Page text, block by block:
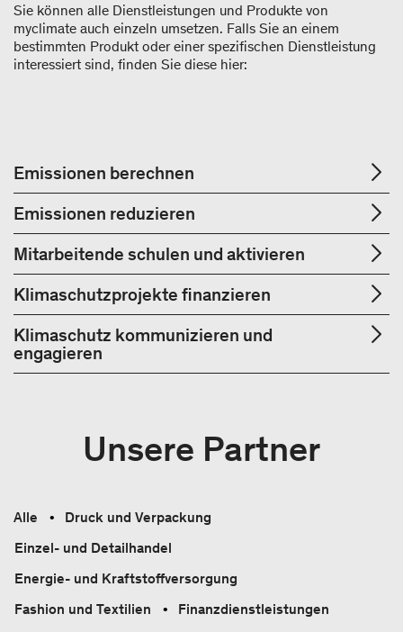
Sie können alle Dienstleistungen und Produkte von
myclimate auch einzeln umsetzen. Falls Sie an einem
bestimmten Produkt oder einer spezifischen Dienstleistung
interessiert sind, finden Sie diese hier:
Emissionen berechnen
Emissionen reduzieren
Mitarbeitende schulen und aktivieren
Klimaschutzprojekte finanzieren
Klimaschutz kommunizieren und
engagieren
Unsere Partner
Alle
Druck und Verpackung
Einzel- und Detailhandel
Energie- und Kraftstoffversorgung
Fashion und Textilien
Finanzdienstleistungen